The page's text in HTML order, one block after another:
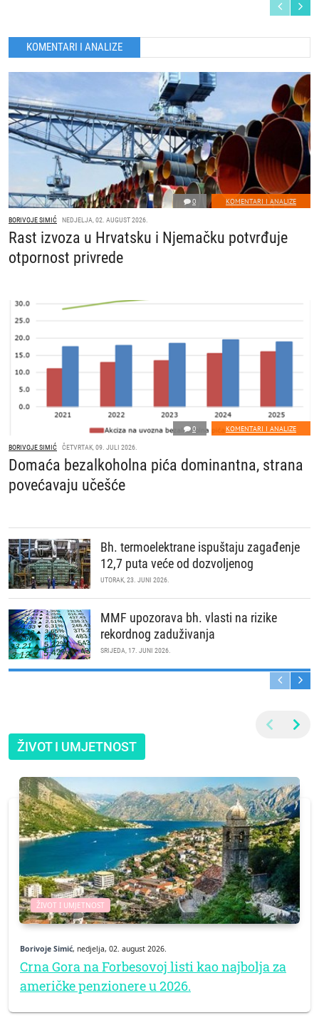
KOMENTARI I ANALIZE
0 KOMENTARI I ANALIZE
BORIVOJE SIMIĆ NEDJELJA, 02. AUGUST 2026.
Rast izvoza u Hrvatsku i Njemačku potvrđuje
otpornost privrede
0 KOMENTARI I ANALIZE
BORIVOJE SIMIĆ ČETVRTAK, 09. JULI 2026.
Domaća bezalkoholna pića dominantna, strana
povećavaju učešće
Bh. termoelektrane ispuštaju zagađenje
12,7 puta veće od dozvoljenog
UTORAK, 23. JUNI 2026.
MMF upozorava bh. vlasti na rizike
rekordnog zaduživanja
SRIJEDA, 17. JUNI 2026.
ŽIVOT I UMJETNOST
ŽIVOT I UMJETNOST
Borivoje Simić, nedjelja, 02. august 2026.
Crna Gora na Forbesovoj listi kao najbolja za
američke penzionere u 2026.